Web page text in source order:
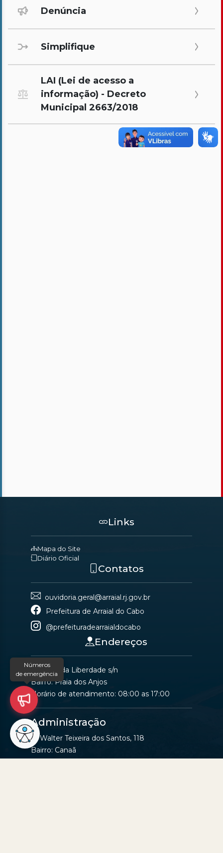
Números
de emergência
Denúncia
Simplifique
LAI (Lei de acesso a
informação) - Decreto
Municipal 2663/2018
Links
Mapa do Site
Diário Oficial
Contatos
ouvidoria.geral@arraial.rj.gov.br
Prefeitura de Arraial do Cabo
@prefeituradearraialdocabo
Endereços
Avenida da Liberdade s/n
Bairro: Praia dos Anjos
Horário de atendimento: 08:00 as 17:00
Administração
R. Walter Teixeira dos Santos, 118
Bairro: Canaã